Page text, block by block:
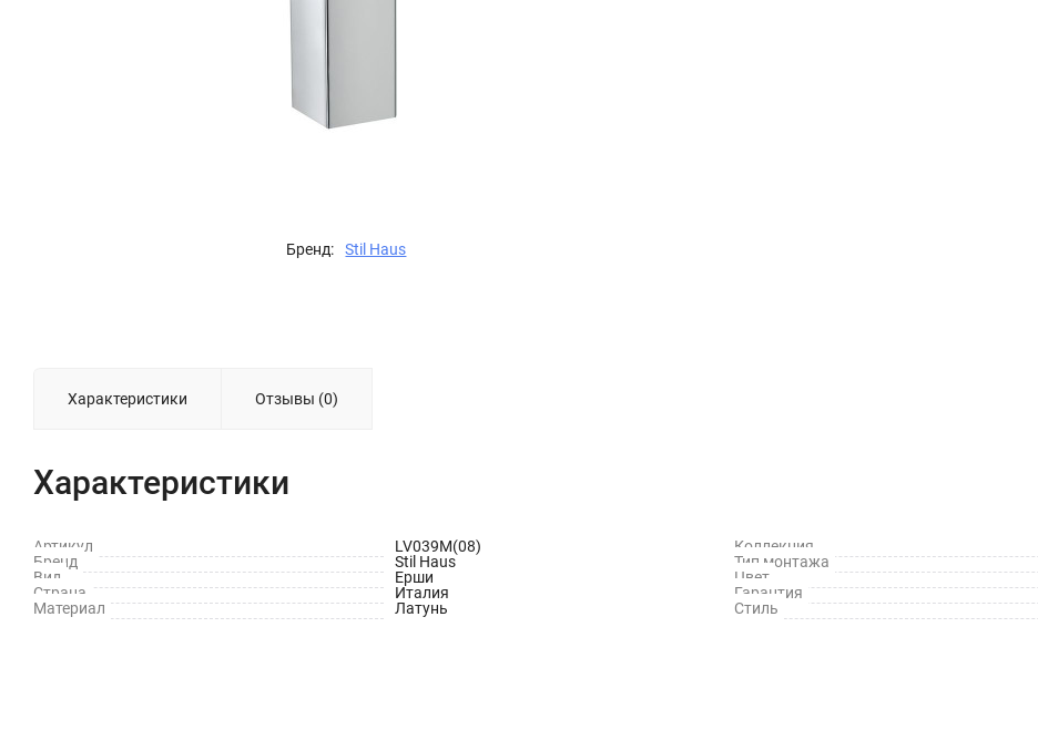
Бренд: Stil Haus
Характеристики Отзывы (0)
Характеристики
Артикул LV039M(08) Коллекция
Бренд
Stil Haus Тип монтажа
Вид
Ерши Цвет
Страна
Италия Гарантия
Материал
Латунь Стиль